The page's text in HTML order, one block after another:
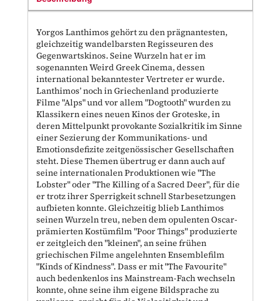
Yorgos Lanthimos gehört zu den prägnantesten,
gleichzeitig wandelbarsten Regisseuren des
Gegenwartskinos. Seine Wurzeln hat er im
sogenannten Weird Greek Cinema, dessen
international bekanntester Vertreter er wurde.
Lanthimos’ noch in Griechenland produzierte
Filme "Alps" und vor allem "Dogtooth" wurden zu
Klassikern eines neuen Kinos der Groteske, in
deren Mittelpunkt provokante Sozialkritik im Sinne
einer Sezierung der Kommunikations- und
Emotionsdefizite zeitgenössischer Gesellschaften
steht. Diese Themen übertrug er dann auch auf
seine internationalen Produktionen wie "The
Lobster" oder "The Killing of a Sacred Deer", für die
er trotz ihrer Sperrigkeit schnell Starbesetzungen
aufbieten konnte. Gleichzeitig blieb Lanthimos
seinen Wurzeln treu, neben dem opulenten Oscar-
prämierten Kostümfilm "Poor Things" produzierte
er zeitgleich den "kleinen", an seine frühen
griechischen Filme angelehnten Ensemblefilm
"Kinds of Kindness". Dass er mit "The Favourite"
auch bedenkenlos ins Mainstream-Fach wechseln
konnte, ohne seine ihm eigene Bildsprache zu